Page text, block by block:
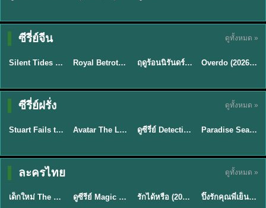
ซีรี่ย์จีน ดูทั้งหมด »
★9.5
พากย์ไทย
Silent Tides คลื่นลมลวง (2025) พากย์ไทย ซับไทย EP.1-31 ★9 Royal Betrothal (2026) สัญญาวิวาห์แห่งราชวงศ์ พากย์ไทย ซับไทย EP1-32 ★8.8 ฤดูร้อนนิรันดร์ (2026) Never-Ending Summer พากย์ไทย EP.1-29
ซับไทย
Overdo (2026) รักเกินแค้น พากย์ไทย ซับไทย EP1-33 (จบ)
ซีรี่ย์ฝรั่ง ดูทั้งหมด »
★8.8 EP.2
พากย์ไทย
TH EP. 2
Stuart Fails to Save the Universe (2026) สจ๊วตล่มแผนกู้จักรวาล พากย์ไทย EP1-10 ★7.8 EP.7Avatar The Last Airbender 2 เณรน้อยเจ้าอภินิหาร พากย์ไทย EP.9ดูซีรี่ย์ Detective Hole (2026) พากย์ไทย HD ฟรี อัปเดตล่าสุด Netflix EP.8
พากย์ไทย
Paradise Season 2 (2026) พากย์ไทย EP1-8 ดูซีรี่ย์ฝรั่ง HD ครบทุกตอน
ละครไทย ดูทั้งหมด »
★ 8 EP.6
พากย์ไทย
เด็กใหม่ The Reset 2026 EP1-6 พากย์ไทย ดูซีรี่ย์ Netflix ล่าสุด HD ดูซีรีย์ Magic Move (2026) ทำนายทายรัก Thai EP.1-10 HD รักได้หรือ (2026) YOUNG Let's Begin Again พากย์ไทย EP.1-19 ★8
พากย์ไทย
ปิ๊งรักคุณพี่เย็นชา (2026) Frozen Valentine EP.1-10 (จบ)